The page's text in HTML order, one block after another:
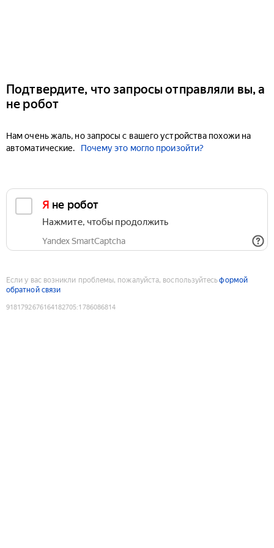
Подтвердите, что запросы отправляли вы, а
не робот
Нам очень жаль, но запросы с вашего устройства похожи на
автоматические.
Почему это могло произойти?
Я не робот
Нажмите, чтобы продолжить
Yandex SmartCaptcha
Если у вас возникли проблемы, пожалуйста, воспользуйтесьформой
обратной связи
9181792676164182705:1786086814